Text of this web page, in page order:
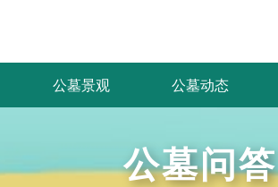
公墓景观 公墓动态
公墓问答